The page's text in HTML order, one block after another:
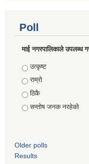
Poll
माई नगरपालिकाले उपलब्ध
Choices
उत्कृष्ट
राम्रो
ठिकै
सन्तोष जनक नरहेको
Older polls
Results